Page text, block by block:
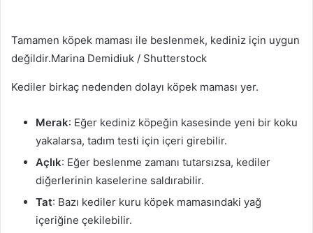
Tamamen köpek maması ile beslenmek, kediniz için uygun
değildir.Marina Demidiuk / Shutterstock
Kediler birkaç nedenden dolayı köpek maması yer.
Merak: Eğer kediniz köpeğin kasesinde yeni bir koku
yakalarsa, tadım testi için içeri girebilir.
Açlık: Eğer beslenme zamanı tutarsızsa, kediler
diğerlerinin kaselerine saldırabilir.
Tat: Bazı kediler kuru köpek mamasındaki yağ
içeriğine çekilebilir.